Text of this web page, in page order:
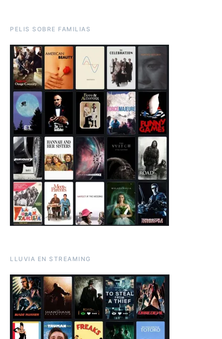
PELIS SOBRE FAMILIAS
LLUVIA EN STREAMING